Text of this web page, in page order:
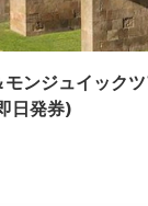
ンジュイック
日発券)